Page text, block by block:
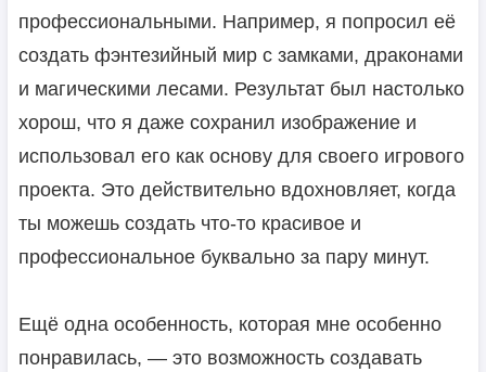
профессиональными. Например, я попросил её
создать фэнтезийный мир с замками, драконами
и магическими лесами. Результат был настолько
хорош, что я даже сохранил изображение и
использовал его как основу для своего игрового
проекта. Это действительно вдохновляет, когда
ты можешь создать что-то красивое и
профессиональное буквально за пару минут.
Ещё одна особенность, которая мне особенно
понравилась, — это возможность создавать